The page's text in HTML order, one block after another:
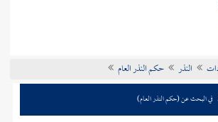
النذر حكم النذر العام
في البحث عن (حكم النذر العام)